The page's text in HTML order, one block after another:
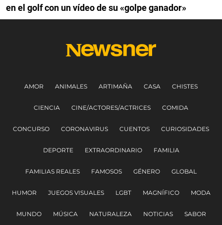
en el golf con un vídeo de su «golpe ganador»
AMOR ANIMALES ARTIMAÑA CASA CHISTES
CIENCIA CINE/ACTORES/ACTRICES COMIDA
CONCURSO CORONAVIRUS CUENTOS CURIOSIDADES
DEPORTE EXTRAORDINARIO FAMILIA
FAMILIAS REALES FAMOSOS GÉNERO GLOBAL
HUMOR JUEGOS VISUALES LGBT MAGNÍFICO MODA
MUNDO MÚSICA NATURALEZA NOTICIAS SABOR